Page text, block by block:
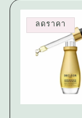
ลดราคา